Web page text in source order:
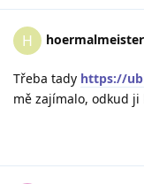
H hoermalmeister
Třeba tady https://
mě zajímalo, odkud ji